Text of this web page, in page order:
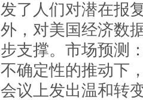
发了人们对潜在报
外，对美国经济数
步支撑。市场预测
不确定性的推动下
会议上发出温和转